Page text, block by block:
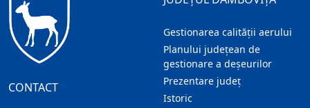
CONTACT
Gestionarea calității aerului
Planului județean de
gestionare a deșeurilor
Prezentare judeţ
Istoric